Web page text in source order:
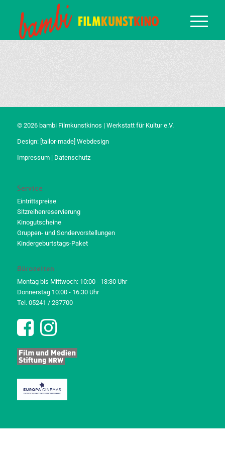
© 2026 bambi Filmkunstkinos | Werkstatt für Kultur e.V.
Design: [tailor-made] Webdesign
Impressum| Datenschutz
Service
Eintrittspreise
Sitzreihenreservierung
Kinogutscheine
Gruppen- und Sondervorstellungen
Kindergeburtstags-Paket
Bürozeiten
Montag bis Mittwoch: 10:00 - 13:30 Uhr
Donnerstag 10:00 - 16:30 Uhr
Tel. 05241 / 237700